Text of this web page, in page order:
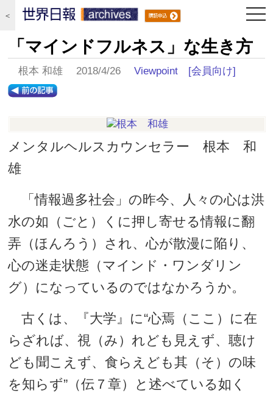
＜
「マインドフルネス」な生き方
根本 和雄 2018/4/26Viewpoint [会員向け]
メンタルヘルスカウンセラー 根本 和
雄
「情報過多社会」の昨今、人々の心は洪
水の如（ごと）くに押し寄せる情報に翻
弄（ほんろう）され、心が散漫に陥り、
心の迷走状態（マインド・ワンダリン
グ）になっているのではなかろうか。
古くは、『大学』に“心焉（ここ）に在
らざれば、視（み）れども見えず、聴け
ども聞こえず、食らえども其（そ）の味
を知らず”（伝７章）と述べている如く